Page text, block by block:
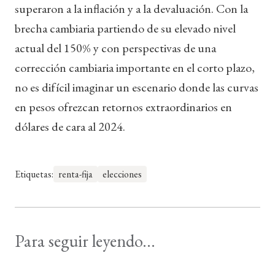
superaron a la inflación y a la devaluación. Con la
brecha cambiaria partiendo de su elevado nivel
actual del 150% y con perspectivas de una
corrección cambiaria importante en el corto plazo,
no es difícil imaginar un escenario donde las curvas
en pesos ofrezcan retornos extraordinarios en
dólares de cara al 2024.
Etiquetas: renta-fija elecciones
Para seguir leyendo...